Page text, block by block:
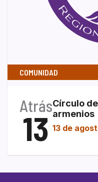
COMUNIDAD
Atrás
13
Círculo
armenios
13 de